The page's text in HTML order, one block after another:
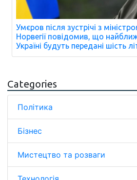
Умєров після зустрічі з
Норвегії повідомив, що
Україні будуть передані шість
Categories
Політика
Бізнес
Мистецтво та розваги